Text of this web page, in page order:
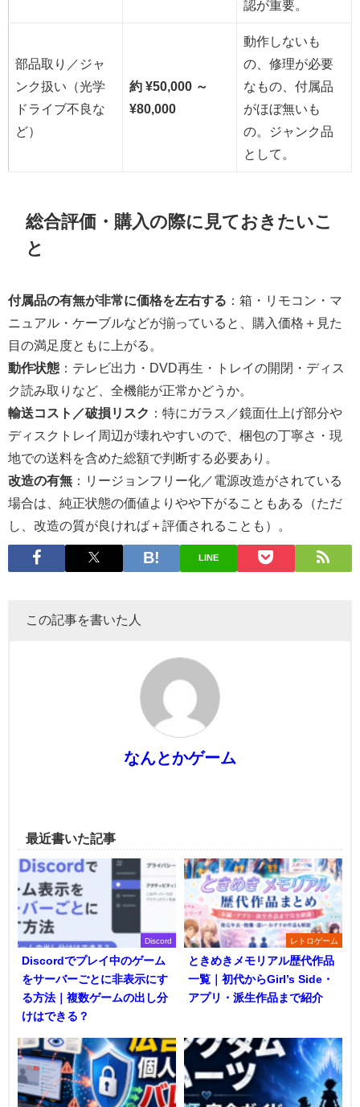
認が重要。
部品取り／ジャ
ンク扱い（光学
ドライブ不良な
ど）
約 ¥50,000 ～
¥80,000
動作しないも
の、修理が必要
なもの、付属品
がほぼ無いも
の。ジャンク品
として。
総合評価・購入の際に見ておきたいこ
と
付属品の有無が非常に価格を左右する ：箱・リモコン・マ
ニュアル・ケーブルなどが揃っていると、購入価格＋見た
目の満足度ともに上がる。
動作状態 ：テレビ出力・DVD再生・トレイの開閉・ディス
ク読み取りなど、全機能が正常かどうか。
輸送コスト／破損リスク ：特にガラス／鏡面仕上げ部分や
ディスクトレイ周辺が壊れやすいので、梱包の丁寧さ・現
地での送料を含めた総額で判断する必要あり。
改造の有無 ：リージョンフリー化／電源改造がされている
場合は、純正状態の価値よりやや下がることもある（ただ
し、改造の質が良ければ＋評価されることも）。
LINE
この記事を書いた人
なんとかゲーム
最近書いた記事
Discord
Discordでプレイ中のゲーム
をサーバーごとに非表示にす
る方法｜複数ゲームの出し分
けはできる？
レトロゲーム
ときめきメモリアル歴代作品
一覧｜初代からGirl’s Side・
アプリ・派生作品まで紹介